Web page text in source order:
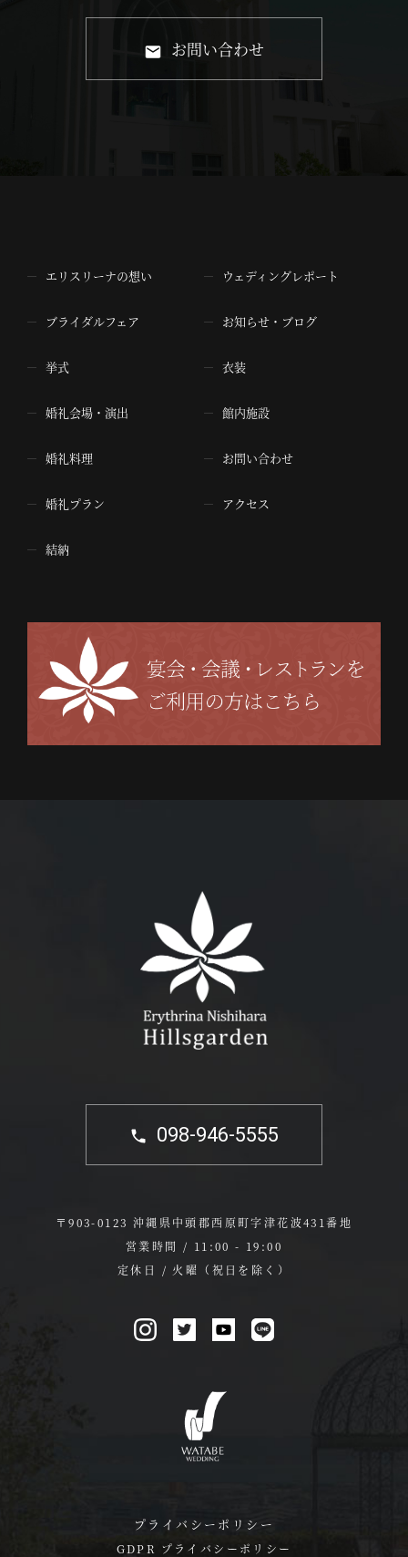
お問い合わせ
エリスリーナの想い
ブライダルフェア
挙式
婚礼会場・演出
婚礼料理
婚礼プラン
結納
ウェディングレポート
お知らせ・ブログ
衣装
館内施設
お問い合わせ
アクセス
098-946-5555
〒903-0123 沖縄県中頭郡西原町字津花波431番地
営業時間 / 11:00 - 19:00
定休日 / 火曜（祝日を除く）
プライバシーポリシー
GDPR プライバシーポリシー